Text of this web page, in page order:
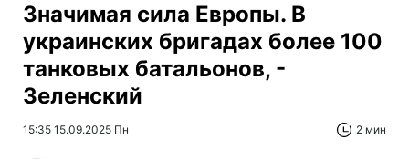
Значимая сила Европы. В
украинских бригадах более 100
танковых батальонов, -
Зеленский
15:35 15.09.2025 Пн 2 мин